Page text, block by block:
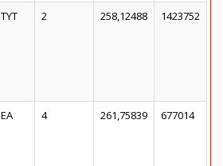
TYT 2 258,12488 1423752
EA 4 261,75839 677014